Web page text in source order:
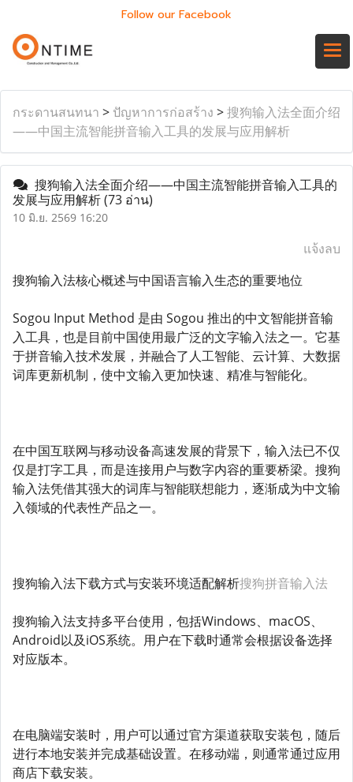
Follow our Facebook
กระดานสนทนา > ปัญหาการก่อสร้าง >搜狗输入法全面介绍
——中国主流智能拼音输入工具的发展与应用解析
搜狗输入法全面介绍——中国主流智能拼音输入工具的
发展与应用解析(73 อ่าน)
10 มิ.ย. 2569 16:20
แจ้งลบ
搜狗输入法核心概述与中国语言输入生态的重要地位
Sogou Input Method 是由 Sogou 推出的中文智能拼音输
入工具，也是目前中国使用最广泛的文字输入法之一。它基
于拼音输入技术发展，并融合了人工智能、云计算、大数据
词库更新机制，使中文输入更加快速、精准与智能化。
在中国互联网与移动设备高速发展的背景下，输入法已不仅
仅是打字工具，而是连接用户与数字内容的重要桥梁。搜狗
输入法凭借其强大的词库与智能联想能力，逐渐成为中文输
入领域的代表性产品之一。
搜狗输入法下载方式与安装环境适配解析搜狗拼音输入法
搜狗输入法支持多平台使用，包括Windows、macOS、
Android以及iOS系统。用户在下载时通常会根据设备选择
对应版本。
在电脑端安装时，用户可以通过官方渠道获取安装包，随后
进行本地安装并完成基础设置。在移动端，则通常通过应用
商店下载安装。